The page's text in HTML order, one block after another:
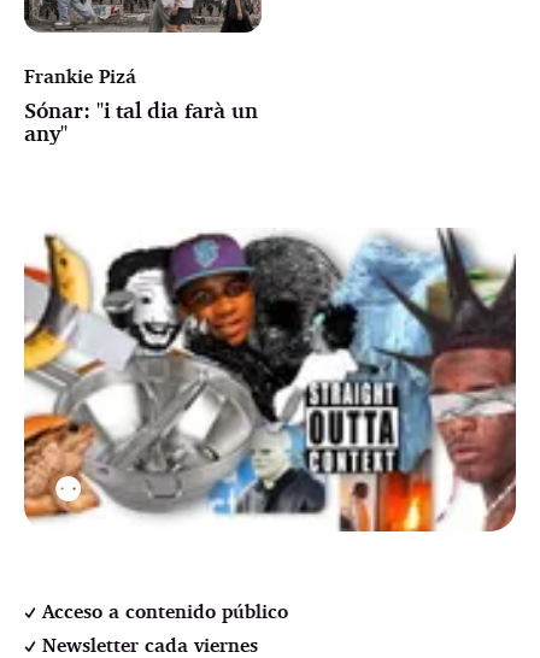
Frankie Pizá
Sónar: "i tal dia farà un
any"
⚉
Acceso a contenido público
Newsletter cada viernes